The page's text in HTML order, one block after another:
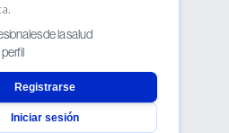
de la salud
Registrarse
Iniciar sesión